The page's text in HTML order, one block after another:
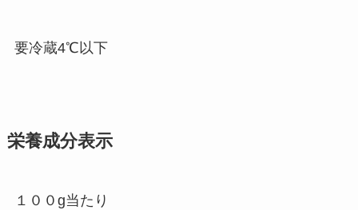
要冷蔵4℃以下
栄養成分表示
１００g当たり